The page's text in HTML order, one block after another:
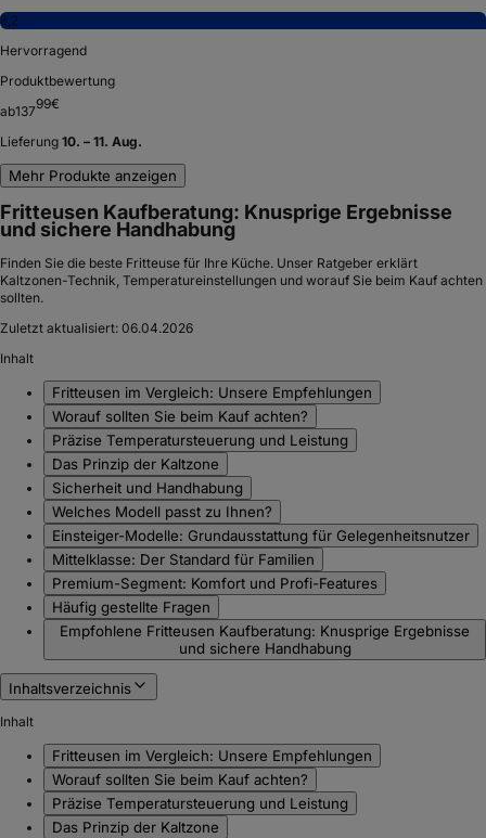
8,2
Hervorragend
Produktbewertung
ab13799€
Lieferung 10. – 11. Aug.
Mehr Produkte anzeigen
Fritteusen Kaufberatung: Knusprige Ergebnisse
und sichere Handhabung
Finden Sie die beste Fritteuse für Ihre Küche. Unser Ratgeber erklärt
Kaltzonen-Technik, Temperatureinstellungen und worauf Sie beim Kauf achten
sollten.
Zuletzt aktualisiert: 06.04.2026
Inhalt
Fritteusen im Vergleich: Unsere Empfehlungen
Worauf sollten Sie beim Kauf achten?
Präzise Temperatursteuerung und Leistung
Das Prinzip der Kaltzone
Sicherheit und Handhabung
Welches Modell passt zu Ihnen?
Einsteiger-Modelle: Grundausstattung für Gelegenheitsnutzer
Mittelklasse: Der Standard für Familien
Premium-Segment: Komfort und Profi-Features
Häufig gestellte Fragen
Empfohlene Fritteusen Kaufberatung: Knusprige Ergebnisse
und sichere Handhabung
Inhaltsverzeichnis
Inhalt
Fritteusen im Vergleich: Unsere Empfehlungen
Worauf sollten Sie beim Kauf achten?
Präzise Temperatursteuerung und Leistung
Das Prinzip der Kaltzone